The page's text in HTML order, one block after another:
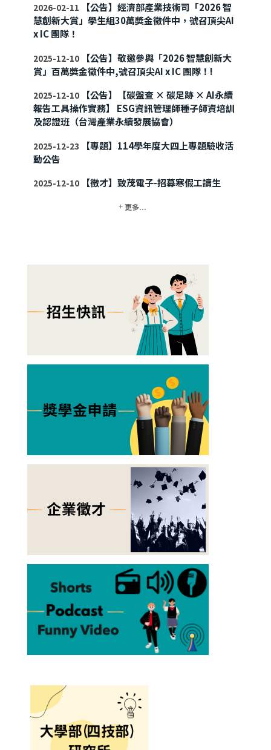
2026-02-11
【公告】經濟部產業技術司「2026 智
慧創新大賞」學生組30萬獎金徵件中，號召頂尖AI
x IC 團隊！
2025-12-10
【公告】敬邀參與「2026 智慧創新大
賞」百萬獎金徵件中,號召頂尖AI x IC 團隊！!
2025-12-10
【公告】【碳盤查 × 碳足跡 × AI永續
報告工具操作實務】 ESG資訊管理師種子師資培訓
及認證班（台灣產業永續發展協會）
2025-12-23
【專題】114學年度大四上專題驗收活
動公告
2025-12-10 【徵才】致茂電子-招募寒假工讀生
更多...